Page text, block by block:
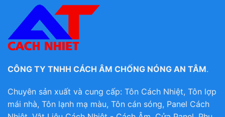
CÔNG TY TNHH CÁCH ÂM CHỐNG NÓNG AN TÂM.
Chuyên sản xuất và cung cấp: Tôn Cách Nhiệt, Tôn lợp
mái nhà, Tôn lạnh mạ màu, Tôn cán sóng, Panel Cách